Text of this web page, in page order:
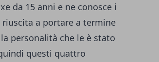
da 15 anni e ne conosce i
a portare a termine
personalità che le è stato
questi quattro